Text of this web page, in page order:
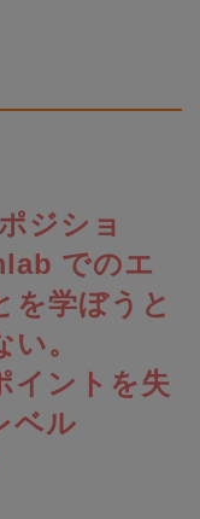
ジショ
でのエ
を学ぼうと
。
イントを失
ベル